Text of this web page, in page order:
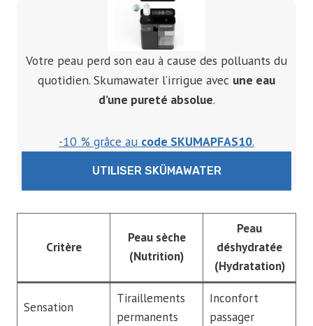
Votre peau perd son eau à cause des polluants du
quotidien. Skumawater l’irrigue avec une eau
d’une pureté absolue.
-10 % grâce au code SKUMAPFAS10.
UTILISER SKÜMAWATER
Critère
Peau sèche
(Nutrition)
Peau
déshydratée
(Hydratation)
Sensation
Tiraillements
permanents
Inconfort
passager